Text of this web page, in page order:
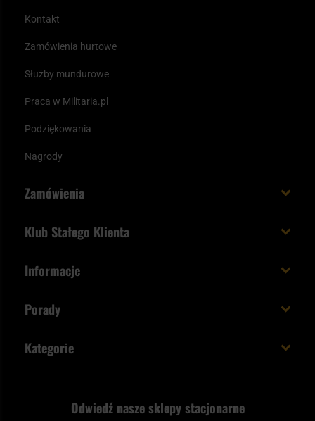
Kontakt
Zamówienia hurtowe
Służby mundurowe
Praca w Militaria.pl
Podziękowania
Nagrody
Zamówienia
Paczka w weekend
Status zamówienia
Wysyłka za granicę
Reklamacje i gwarancja
Klub Stałego Klienta
Unboxing Militaria.pl
Logowanie
Odwiedź nasze sklepy stacjonarne
Informacje
Polityka prywatności
Kupony i kody rabatowe
Porady
Kategorie
Samoobrona